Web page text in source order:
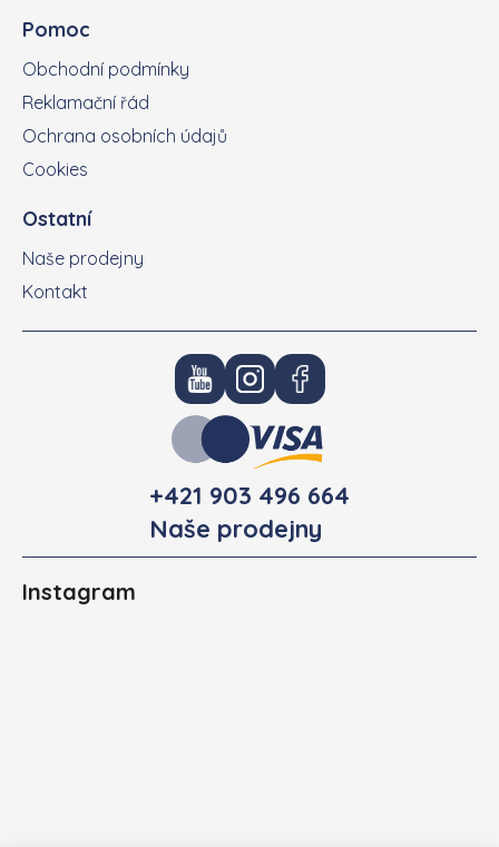
Pomoc
Obchodní podmínky
Reklamační řád
Ochrana osobních údajů
Cookies
Ostatní
Naše prodejny
Kontakt
+421 903 496 664
Naše prodejny
Instagram